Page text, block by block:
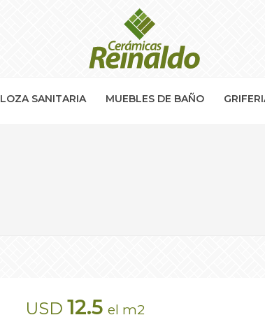
LOZA SANITARIA MUEBLES DE BAÑO
USD12.5 el m2